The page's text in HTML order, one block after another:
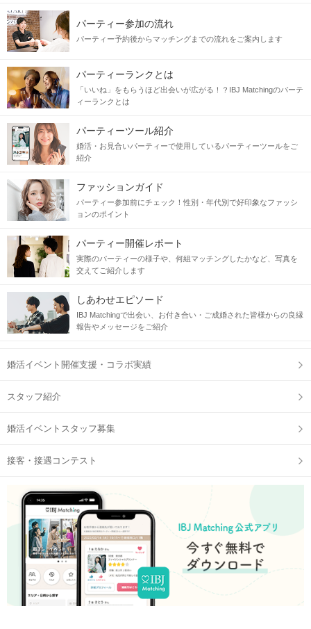
パーティー参加の流れ
パーティー予約後からマッチングまでの流れをご案内します
パーティーランクとは
「いいね」をもらうほど出会いが広がる！？IBJ Matchingのパーテ
ィーランクとは
パーティーツール紹介
婚活・お見合いパーティーで使用しているパーティーツールをご
紹介
ファッションガイド
パーティー参加前にチェック！性別・年代別で好印象なファッシ
ョンのポイント
パーティー開催レポート
実際のパーティーの様子や、何組マッチングしたかなど、写真を
交えてご紹介します
しあわせエピソード
IBJ Matchingで出会い、お付き合い・ご成婚された皆様からの良縁
報告やメッセージをご紹介
婚活イベント開催支援・コラボ実績
スタッフ紹介
婚活イベントスタッフ募集
接客・接遇コンテスト